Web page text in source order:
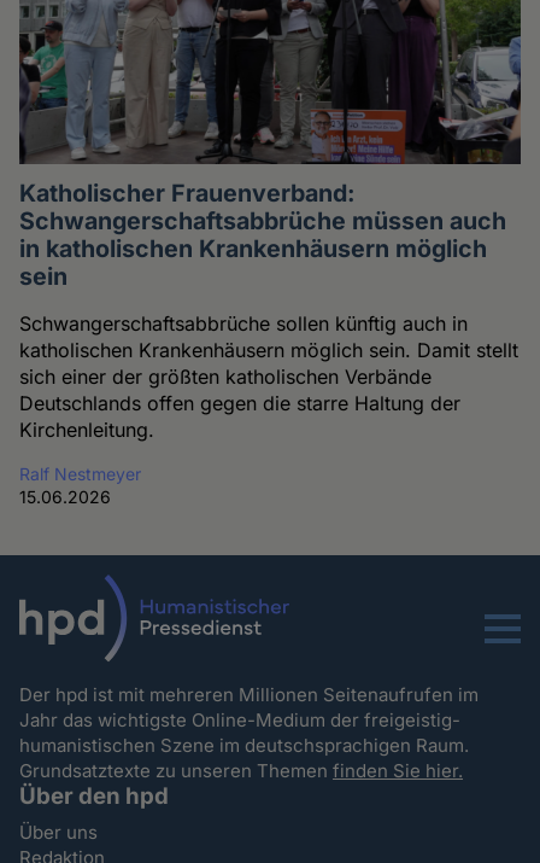
Katholischer Frauenverband:
Schwangerschaftsabbrüche müssen auch
in katholischen Krankenhäusern möglich
sein
Schwangerschaftsabbrüche sollen künftig auch in
katholischen Krankenhäusern möglich sein. Damit stellt
sich einer der größten katholischen Verbände
Deutschlands offen gegen die starre Haltung der
Kirchenleitung.
Ralf Nestmeyer
15.06.2026
Menu
Der hpd ist mit mehreren Millionen Seitenaufrufen im
Jahr das wichtigste Online-Medium der freigeistig-
humanistischen Szene im deutschsprachigen Raum.
Grundsatztexte zu unseren Themenfinden Sie hier.
Über den hpd
Über uns
Redaktion